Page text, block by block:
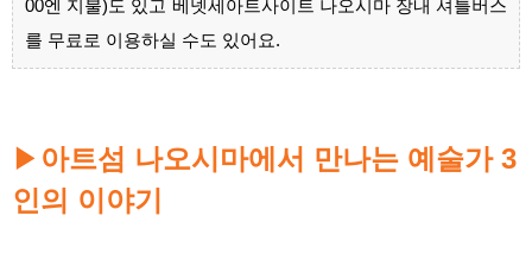
00엔 지불)도 있고 베넷세아트사이트 나오시마 장내 셔틀버스
를 무료로 이용하실 수도 있어요.
▶ 아트섬 나오시마에서 만나는 예술가 3
인의 이야기